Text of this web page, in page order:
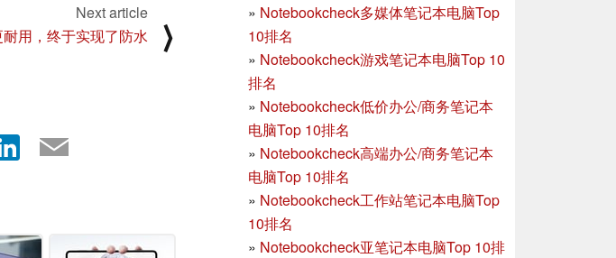
» Notebookcheck多媒体笔记本电脑Top
10排名
» Notebookcheck游戏笔记本电脑Top 10
排名
» Notebookcheck低价办公/商务笔记本
电脑Top 10排名
» Notebookcheck高端办公/商务笔记本
电脑Top 10排名
» Notebookcheck工作站笔记本电脑Top
10排名
» Notebookcheck亚笔记本电脑Top 10排
Next article
用，终于实现了防水
⟩